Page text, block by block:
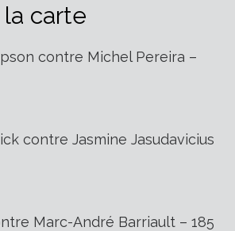
carte
contre Michel Pereira –
contre Jasmine Jasudavicius
Marc-André Barriault – 185